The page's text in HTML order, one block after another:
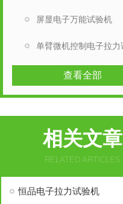
屏显电子万能试验机
查看全部
相关文章
RELATED ARTICLES
恒品电子拉力试验机